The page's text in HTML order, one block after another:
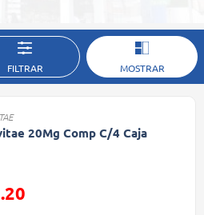
FILTRAR MOSTRAR
20Mg Comp C/4 Caja